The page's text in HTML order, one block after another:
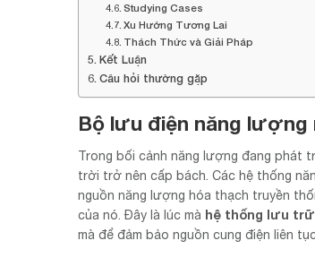
Studying Cases
Xu Hướng Tương Lai
Thách Thức và Giải Pháp
Kết Luận
Câu hỏi thường gặp
Bộ lưu điện năng
Trong bối cảnh năng lượng đang phát
trời trở nên cấp bách. Các hệ thống
nguồn năng lượng hóa thạch truyền
của nó. Đây là lúc mà hệ thống lưu
mà để đảm bảo nguồn cung điện liên